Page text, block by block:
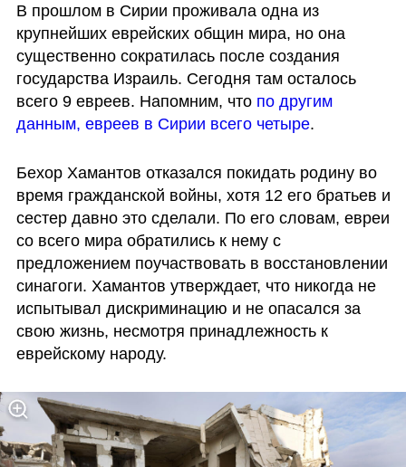
В прошлом в Сирии проживала одна из
крупнейших еврейских общин мира, но она
существенно сократилась после создания
государства Израиль. Сегодня там осталось
всего 9 евреев. Напомним, что по другим
данным, евреев в Сирии всего четыре.
Бехор Хамантов отказался покидать родину во
время гражданской войны, хотя 12 его братьев и
сестер давно это сделали. По его словам, евреи
со всего мира обратились к нему с
предложением поучаствовать в восстановлении
синагоги. Хамантов утверждает, что никогда не
испытывал дискриминацию и не опасался за
свою жизнь, несмотря принадлежность к
еврейскому народу.